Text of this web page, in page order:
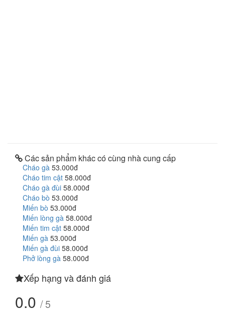
Các sản phẩm khác có cùng nhà cung cấp
Cháo gà 53.000đ
Cháo tim cật 58.000đ
Cháo gà đùi 58.000đ
Cháo bò 53.000đ
Miến bò 53.000đ
Miến lòng gà 58.000đ
Miến tim cật 58.000đ
Miến gà 53.000đ
Miến gà đùi 58.000đ
Phở lòng gà 58.000đ
Xếp hạng và đánh giá
0.0 / 5